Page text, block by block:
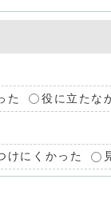
た 役に立たな
けにくかった